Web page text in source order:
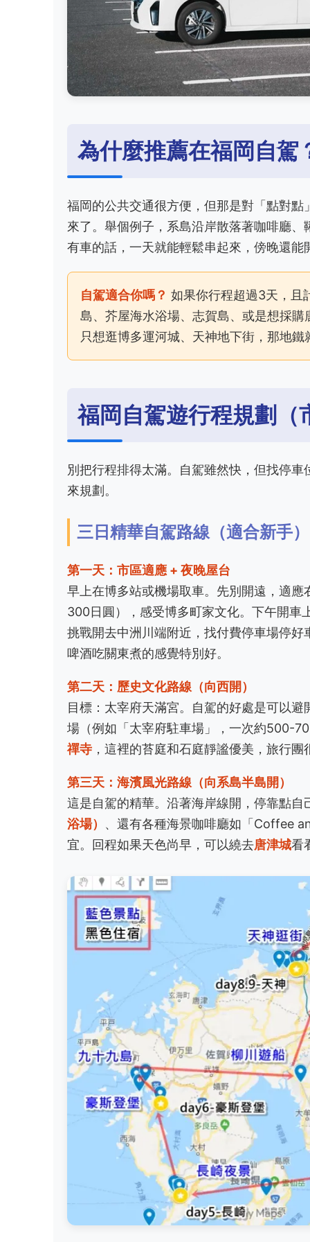
為什麼推薦在福岡自駕
福岡的公共交通很方便，但那是對「點對
來了。舉個例子，系島沿岸散落著咖啡廳
有車的話，一天就能輕鬆串起來，傍晚還
自駕適合你嗎？ 如果你行程超過3天，且
島、芥屋海水浴場、志賀島、或是想採
只想逛博多運河城、天神地下街，那地鐵
福岡自駕遊行程規劃（
別把行程排得太滿。自駕雖然快，但找停
來規劃。
三日精華自駕路線（適合新手）
第一天：市區適應 + 夜晚屋台
早上在博多站或機場取車。先別開遠，適應
300日圓），感受博多町家文化。下午開車
挑戰開去中洲川端附近，找付費停車場停
啤酒吃關東煮的感覺特別好。
第二天：歷史文化路線（向西開）
目標：太宰府天滿宮。自駕的好處是可以
場（例如「太宰府駐車場」，一次約500-
禪寺 ，這裡的苔庭和石庭靜謐優美，旅行
第三天：海濱風光路線（向系島半島開）
這是自駕的精華。沿著海岸線開，停靠點自
浴場） 、還有各種海景咖啡廳如「Coffee
宜。回程如果天色尚早，可以繞去唐津城看